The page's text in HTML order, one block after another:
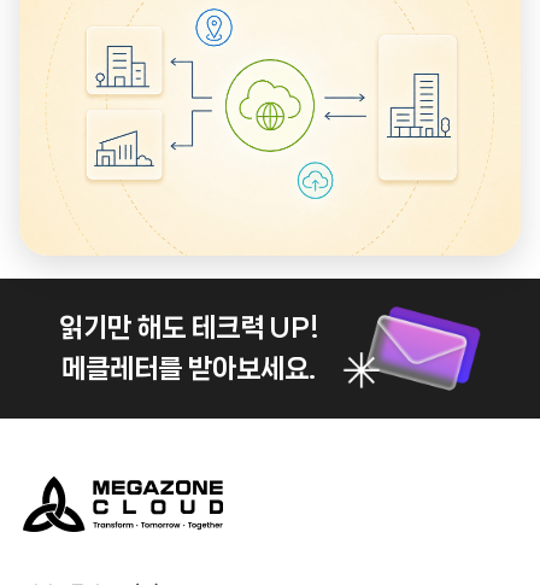
터널링을 만들어 줘 인터넷을 통해서 상호 간 통신이 가능
하게 해주는 원리입니다.
읽기만 해도 테크력 UP!
메클레터를 받아보세요.